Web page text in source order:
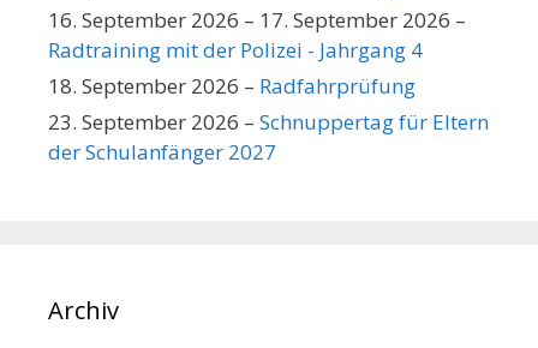
16. September 2026 – 17. September 2026 –
Radtraining mit der Polizei - Jahrgang 4
18. September 2026 – Radfahrprüfung
23. September 2026 – Schnuppertag für Eltern
der Schulanfänger 2027
Archiv